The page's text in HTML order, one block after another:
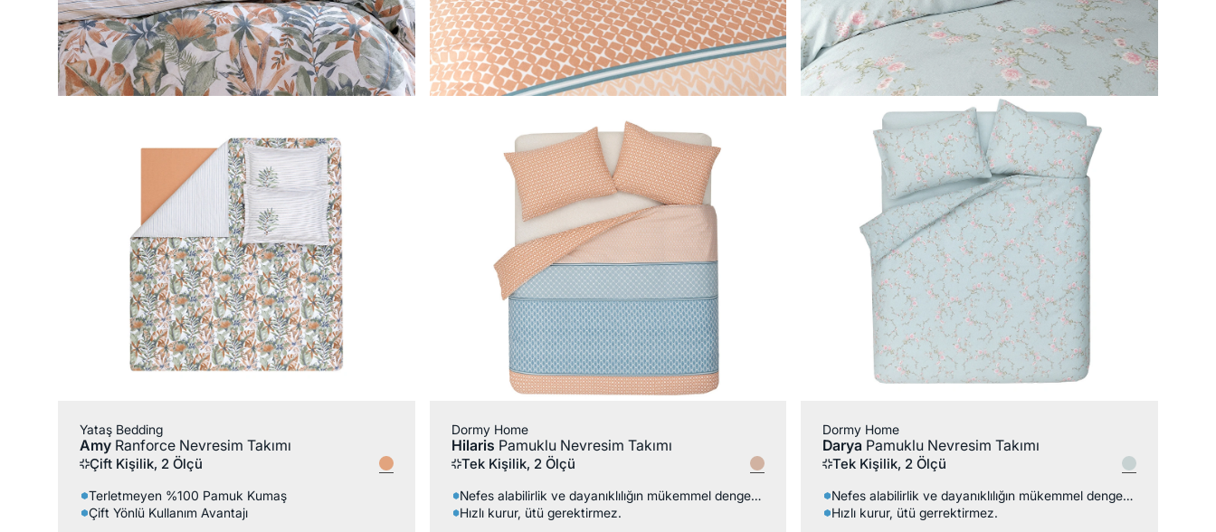
Yataş Bedding
Amy Ranforce Nevresim Takımı
Çift Kişilik, 2 Ölçü
Terletmeyen %100 Pamuk Kumaş
Çift Yönlü Kullanım Avantajı
Dormy Home
Hilaris Pamuklu Nevresim Takımı
Tek Kişilik, 2 Ölçü
Nefes alabilirlik ve dayanıklılığın mükemmel dengesi.
Hızlı kurur, ütü gerektirmez.
Dormy Home
Darya Pamuklu Nevresim Takımı
Tek Kişilik, 2 Ölçü
Nefes alabilirlik ve dayanıklılığın mükemmel dengesi.
Hızlı kurur, ütü gerrektirmez.